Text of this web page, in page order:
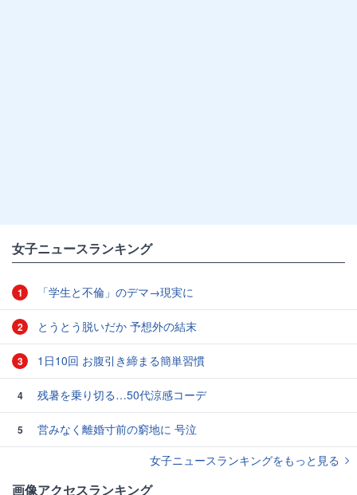
女子ニュースランキング
1 「学生と不倫」のデマ→現実に
2 とうとう脱いだか 予想外の結末
3 1日10回 お腹引き締まる簡単習慣
4 残暑を乗り切る…50代涼感コーデ
5
営みなく離婚寸前の窮地に 号泣
女子ニュースランキングをもっと見る
画像アクセスランキング